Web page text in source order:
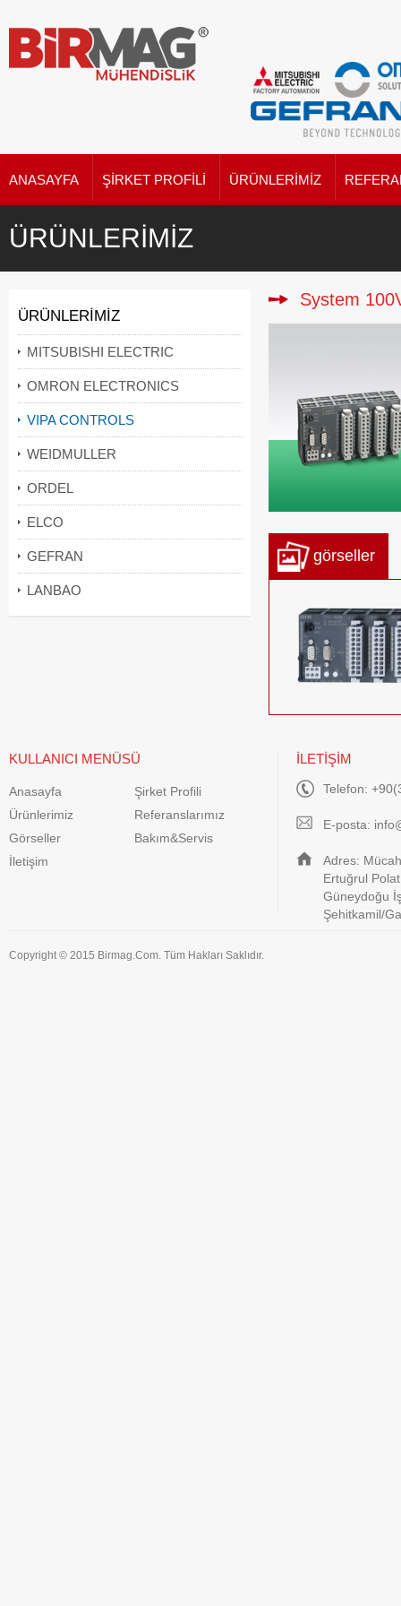
ANASAYFA ŞIRKET PROFILI ÜRÜNLERIMIZ
ÜRÜNLERIMIZ
ÜRÜNLERIMIZ
MITSUBISHI ELECTRIC
OMRON ELECTRONICS
VIPA CONTROLS
WEIDMULLER
ORDEL
ELCO
GEFRAN
LANBAO
System
görseller
KULLANICI MENÜSÜ
Anasayfa
Şirket Profili
Ürünlerimiz
Referanslarımız
Görseller
Bakım&Servis
İletişim
İLETİŞİM
Telefon:
E-posta:
Adres:
Ertuğrul
Güneydoğu
Şehitkamil/
Copyright © 2015 Birmag.Com. Tüm Hakları Saklıdır.